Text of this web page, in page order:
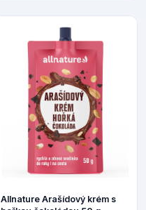
Allnature Arašídový krém s